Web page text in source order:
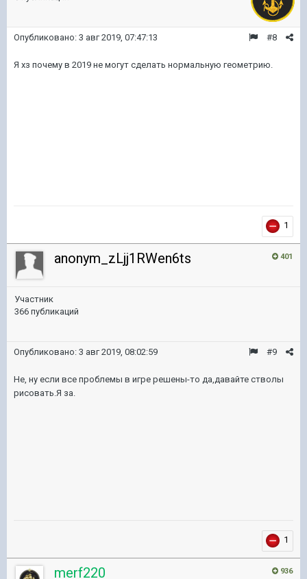
#8
Опубликовано: 3 авг 2019, 07:47:13
Я хз почему в 2019 не могут сделать нормальную геометрию.
1
401
anonym_zLjj1RWen6ts
Участник
366 публикаций
#9
Опубликовано: 3 авг 2019, 08:02:59
Не, ну если все проблемы в игре решены-то да,давайте стволы
рисовать.Я за.
1
936
merf220